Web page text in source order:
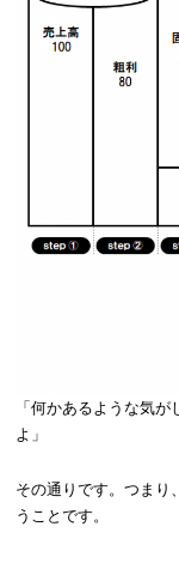
「何かあるような気
よ」
その通りです。つまり
うことです。